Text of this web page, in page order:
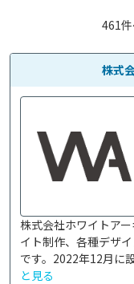
461
株式
株式会社ホワイトア
イト制作、各種デザ
です。2022年12月に
と見る